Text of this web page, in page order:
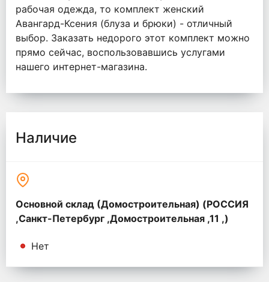
рабочая одежда, то комплект женский
Авангард-Ксения (блуза и брюки) - отличный
выбор. Заказать недорого этот комплект можно
прямо сейчас, воспользовавшись услугами
нашего интернет-магазина.
Наличие
Основной склад (Домостроительная) (РОССИЯ
,Санкт-Петербург ,Домостроительная ,11 ,)
Нет